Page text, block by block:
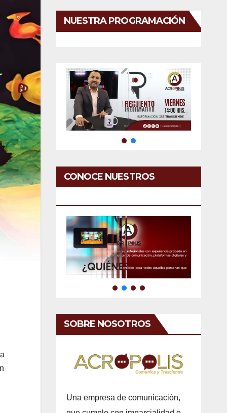
NUESTRA PROGRAMACIÓN
CONOCE NUESTROS
SOBRE NOSOTROS
Una empresa de comunicación,